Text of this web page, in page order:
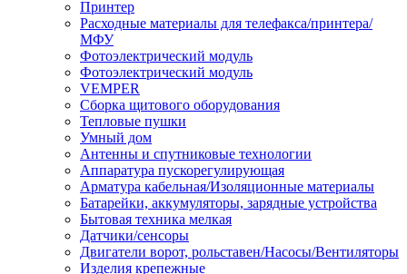
Принтер
Расходные материалы для телефакса/принтера/
МФУ
Фотоэлектрический модуль
Фотоэлектрический модуль
VEMPER
Сборка щитового оборудования
Тепловые пушки
Умный дом
Антенны и спутниковые технологии
Аппаратура пускорегулирующая
Арматура кабельная/Изоляционные материалы
Батарейки, аккумуляторы, зарядные устройства
Бытовая техника мелкая
Датчики/сенсоры
Двигатели ворот, рольставен/Насосы/Вентиляторы
Изделия крепежные